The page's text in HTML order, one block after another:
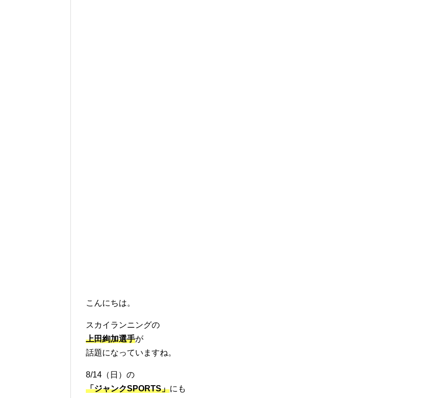
こんにちは。
スカイランニングの
上田絢加選手が
話題になっていますね。
8/14（日）の
「ジャンクSPORTS」にも